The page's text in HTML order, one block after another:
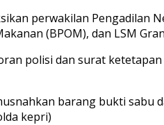
perwakilan Pengadilan
(BPOM), dan LSM
polisi dan surat
barang bukti sabu
kepri)